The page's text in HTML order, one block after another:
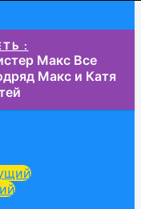
:
Макс Все
Макс и Катя